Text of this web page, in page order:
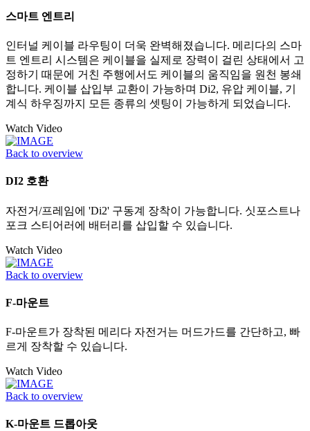
스마트 엔트리
인터널 케이블 라우팅이 더욱 완벽해졌습니다. 메리다의 스마
트 엔트리 시스템은 케이블을 실제로 장력이 걸린 상태에서 고
정하기 때문에 거친 주행에서도 케이블의 움직임을 원천 봉쇄
합니다. 케이블 삽입부 교환이 가능하며 Di2, 유압 케이블, 기
계식 하우징까지 모든 종류의 셋팅이 가능하게 되었습니다.
Watch Video
Back to overview
DI2 호환
자전거/프레임에 'Di2' 구동계 장착이 가능합니다. 싯포스트나
포크 스티어러에 배터리를 삽입할 수 있습니다.
Watch Video
Back to overview
F-마운트
F-마운트가 장착된 메리다 자전거는 머드가드를 간단하고, 빠
르게 장착할 수 있습니다.
Watch Video
Back to overview
K-마운트 드롭아웃